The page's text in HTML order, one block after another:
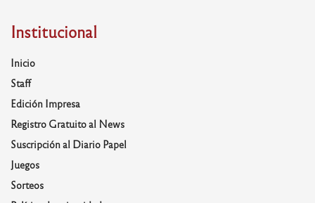
Institucional
Inicio
Staff
Edición Impresa
Registro Gratuito al News
Suscripción al Diario Papel
Juegos
Sorteos